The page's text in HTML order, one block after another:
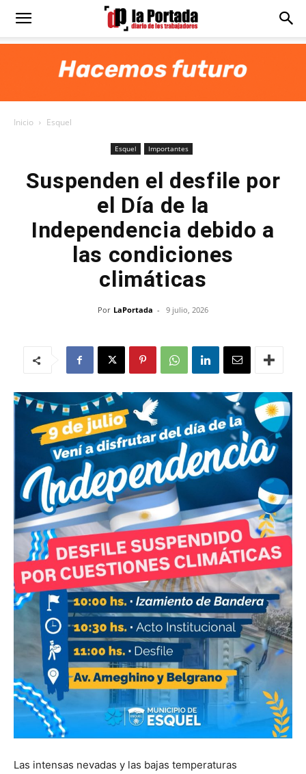
Diario
Inicio Esquel
Esquel Importantes
Suspenden el desfile por
el Día de la
Independencia debido a
las condiciones
climáticas
Por LaPortada - 9 julio, 2026
Las intensas nevadas y las bajas temperaturas